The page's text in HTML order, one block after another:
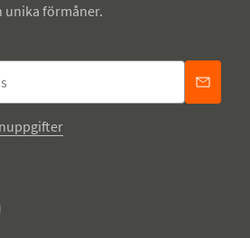
unika förmåner.